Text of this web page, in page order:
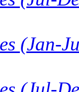
(Jan-